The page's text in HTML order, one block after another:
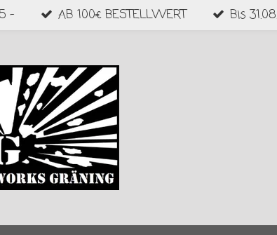
- AB 100€ BESTELLWERT Bis